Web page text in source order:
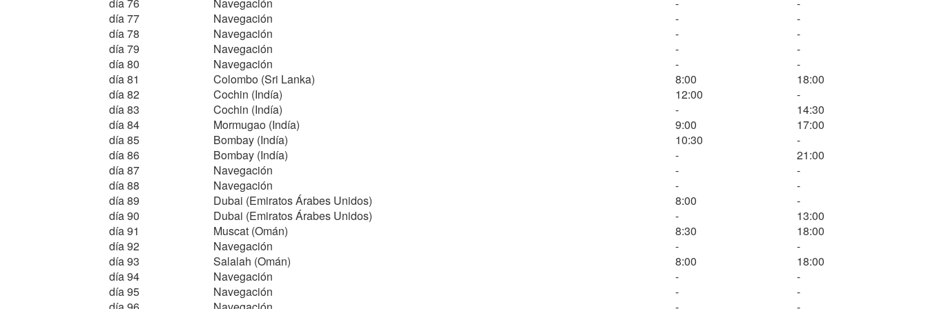
día 77
Navegación -
-
día 78
Navegación -
-
día 79
Navegación -
-
día 80
Navegación -
-
día 81
Colombo (Sri Lanka) 8:00
18:00
día 82
Cochin (Indía) 12:00
-
día 83
Cochin (Indía) -
14:30
día 84
Mormugao (Indía) 9:00
17:00
día 85
Bombay (Indía) 10:30
-
día 86
Bombay (Indía) -
21:00
día 87
Navegación -
-
día 88
Navegación -
-
día 89
Dubai (Emiratos Árabes Unidos) 8:00
-
día 90
Dubai (Emiratos Árabes Unidos) -
13:00
día 91
Muscat (Omán) 8:30
18:00
día 92
Navegación -
-
día 93
Salalah (Omán) 8:00
18:00
día 94
Navegación -
-
día 95
Navegación -
-